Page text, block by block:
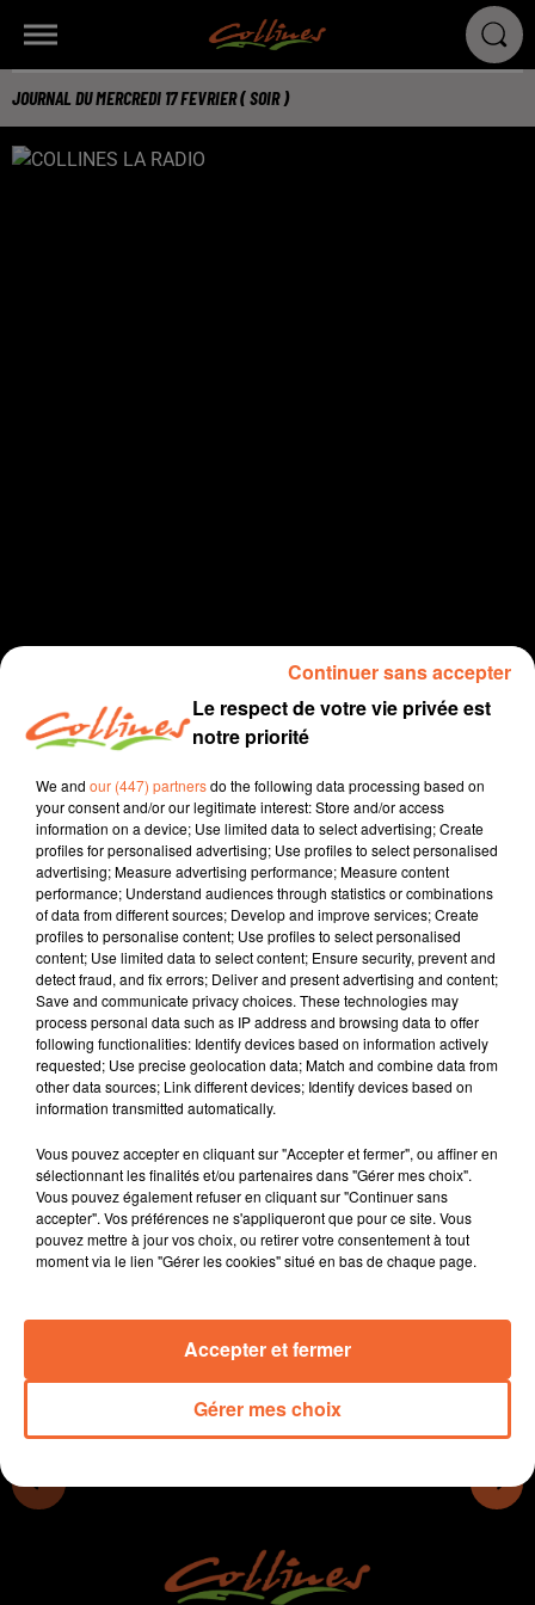
JOURNAL DU MERCREDI 17 FEVRIER ( SOIR )
Info Deux Sèvres
17 février 2021
JOURNAL DU MERCREDI 17 FEVRIER ( SOIR )
Collines la Radio
Info Deux Sèvres
L'entreprise bressuiraise Kalen Kombucha, qui fabrique
du thé pétillant, a reçu le prix de l'innovation de l'Agglo
2B.
Bernard Paineau met fin une bonne fois pour toute à la
rumeur de l’implantation d’une maison de santé dans
les locaux de l’ancien centre hospitalier de Thouars.
L'hébergement d'urgence de Mauléon a fait l'objet d'un
rajeunissement. En 2020, 71 personnes y ont été
accueillies.
Le respect de votre vie privée est
notre priorité
We and our (447) partnersdo the following data processing based on
your consent and/or our legitimate interest: Store and/or access
information on a device; Use limited data to select advertising; Create
profiles for personalised advertising; Use profiles to select personalised
advertising; Measure advertising performance; Measure content
performance; Understand audiences through statistics or combinations
of data from different sources; Develop and improve services; Create
profiles to personalise content; Use profiles to select personalised
content; Use limited data to select content; Ensure security, prevent and
detect fraud, and fix errors; Deliver and present advertising and content;
Save and communicate privacy choices. These technologies may
process personal data such as IP address and browsing data to offer
following functionalities: Identify devices based on information actively
requested; Use precise geolocation data; Match and combine data from
other data sources; Link different devices; Identify devices based on
information transmitted automatically.
Vous pouvez accepter en cliquant sur "Accepter et fermer", ou affiner en
sélectionnant les finalités et/ou partenaires dans "Gérer mes choix".
Vous pouvez également refuser en cliquant sur "Continuer sans
accepter". Vos préférences ne s'appliqueront que pour ce site. Vous
pouvez mettre à jour vos choix, ou retirer votre consentement à tout
moment via le lien "Gérer les cookies" situé en bas de chaque page.
Gérer mes choix
Accepter et fermer
Continuer sans accepter